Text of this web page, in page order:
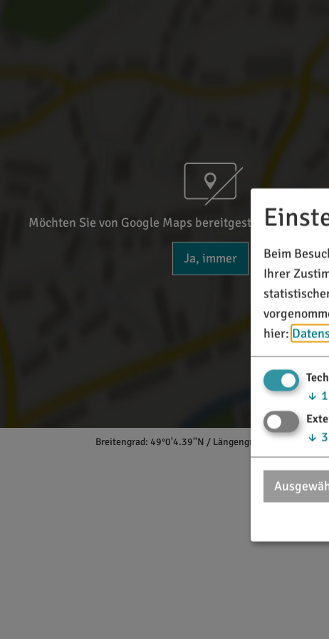
Möchten Sie von Google Maps bereitgestellte externe
Ja, immer
Breitengrad: 49°0'4.39''N / Längengrad: 11°12'42.98''E
Beim
Ihrer
hier:
↓ 1
↓ 3